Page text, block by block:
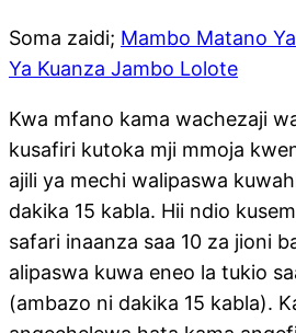
Soma zaidi; Mambo Matano
Ya Kuanza Jambo Lolote
Kwa mfano kama wachezaji
kusafiri kutoka mji mmoja
ajili ya mechi walipaswa
dakika 15 kabla. Hii ndio
safari inaanza saa 10 za jioni
alipaswa kuwa eneo la tukio
(ambazo ni dakika 15 kabla).